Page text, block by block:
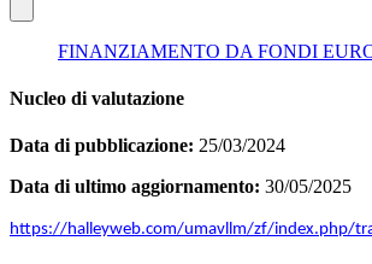
FINANZIAMENTO DA FONDI
Nucleo di valutazione
Data di pubblicazione: 25/03/2024
Data di ultimo aggiornamento: 30/05/2025
https://halleyweb.com/umavllm/zf/index.php/